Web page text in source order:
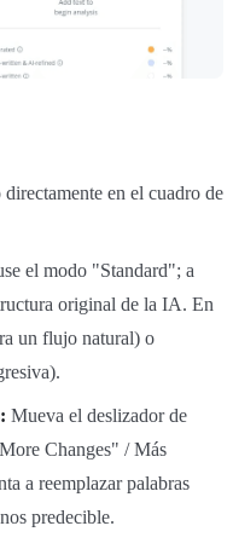
en el cuadro de
el modo "Standard"; a
original de la IA. En
un flujo natural) o
Mueva el deslizador de
Changes" / Más
a reemplazar palabras
predecible.